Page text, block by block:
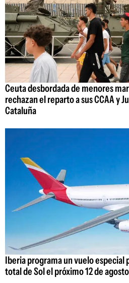
Ceuta desbordada de menores
rechazan el reparto a sus CCAA y
Cataluña
Iberia programa un vuelo especial
total de Sol el próximo 12 de agosto